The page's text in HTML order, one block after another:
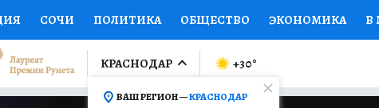
СОЧИ ПОЛИТИКА ОБЩЕСТВО ЭКОНОМИКА В
КОЛУМНИСТЫ ПРОИСШЕСТВИЯ
ФИНАНСЫ ОТКРЫВАЕМ МИР Я ЗНАЮ СЕМЬЯ
КРАСНОДАР
ВАШ РЕГИОН —КРАСНОДАР
+30°